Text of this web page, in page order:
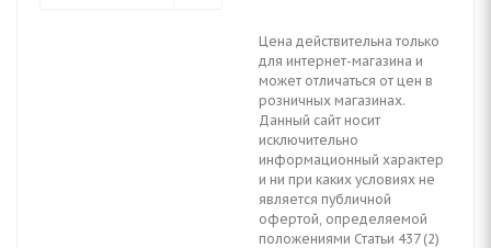
Цена действительна только
для интернет-магазина и
может отличаться от цен в
розничных магазинах.
Данный сайт носит
исключительно
информационный характер
и ни при каких условиях не
является публичной
офертой, определяемой
положениями Статьи 437 (2)